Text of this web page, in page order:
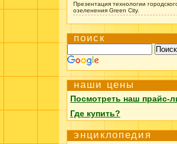
Презентация технологии
озеленения Green City.
поиск
наши цены
Посмотреть наш прайс-
Где купить?
энциклопедия